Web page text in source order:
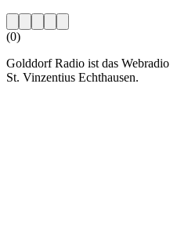
(0)
Golddorf Radio ist das
St. Vinzentius Echthausen.